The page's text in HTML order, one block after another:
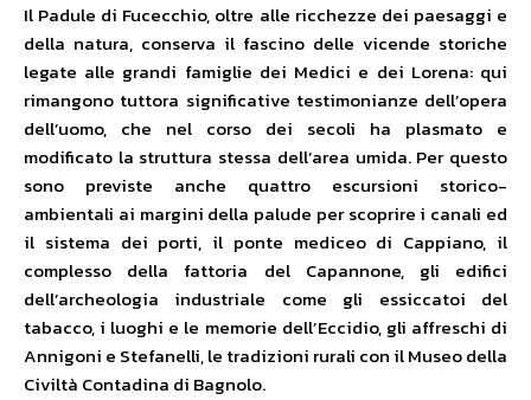
Il Padule di Fucecchio, oltre alle ricchezze dei paesaggi e
della natura, conserva il fascino delle vicende storiche
legate alle grandi famiglie dei Medici e dei Lorena: qui
rimangono tuttora significative testimonianze dell’opera
dell’uomo, che nel corso dei secoli ha plasmato e
modificato la struttura stessa dell’area umida. Per questo
sono previste anche quattro escursioni storico-
ambientali ai margini della palude per scoprire i canali ed
il sistema dei porti, il ponte mediceo di Cappiano, il
complesso della fattoria del Capannone, gli edifici
dell’archeologia industriale come gli essiccatoi del
tabacco, i luoghi e le memorie dell’Eccidio, gli affreschi di
Annigoni e Stefanelli, le tradizioni rurali con il Museo della
Civiltà Contadina di Bagnolo.